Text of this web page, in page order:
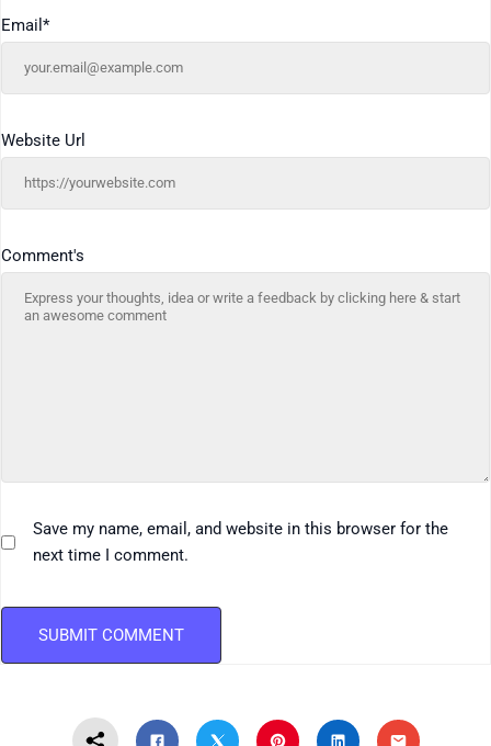
Comment's
Email *
Website Url
Save my name, email, and website in this browser for the
next time I comment.